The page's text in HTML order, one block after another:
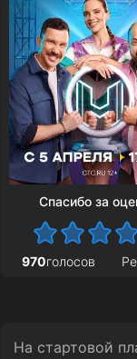
Спасибо за
970голосов
На стартовой